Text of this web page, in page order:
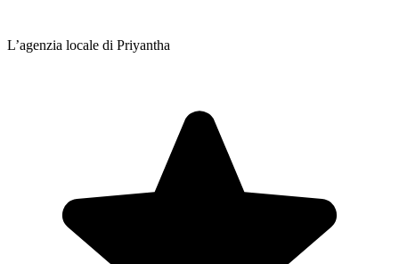
L’agenzia locale di Priyantha